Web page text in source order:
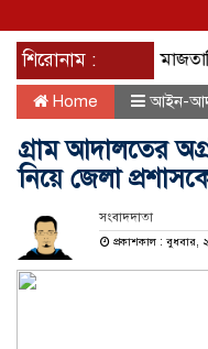
শিরোনাম : সমাজতান্ত্রিক
Home আইন-
গ্রাম আদালতের
নিয়ে জেলা
সংবাদদাতা
প্রকাশকাল : বুধবার,